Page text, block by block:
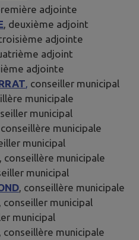
adjointe
, deuxième adjoint
adjointe
adjoint
adjointe
conseiller municipal
municipale
municipal
, conseillère municipale
municipal
, conseillère municipale
municipal
, conseillère municipale
, conseiller municipal
municipal
, conseillère municipale